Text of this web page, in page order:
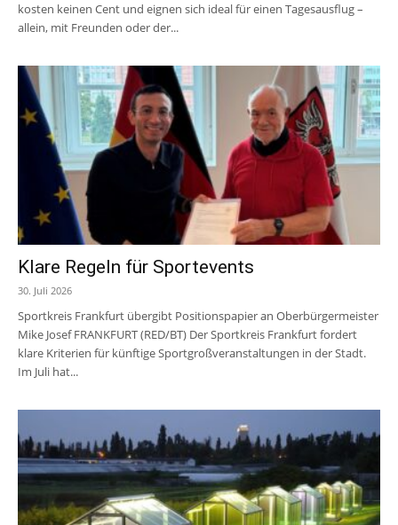
kosten keinen Cent und eignen sich ideal für einen Tagesausflug –
allein, mit Freunden oder der...
Klare Regeln für Sportevents
30. Juli 2026
Sportkreis Frankfurt übergibt Positionspapier an Oberbürgermeister
Mike Josef FRANKFURT (RED/BT) Der Sportkreis Frankfurt fordert
klare Kriterien für künftige Sportgroßveranstaltungen in der Stadt.
Im Juli hat...